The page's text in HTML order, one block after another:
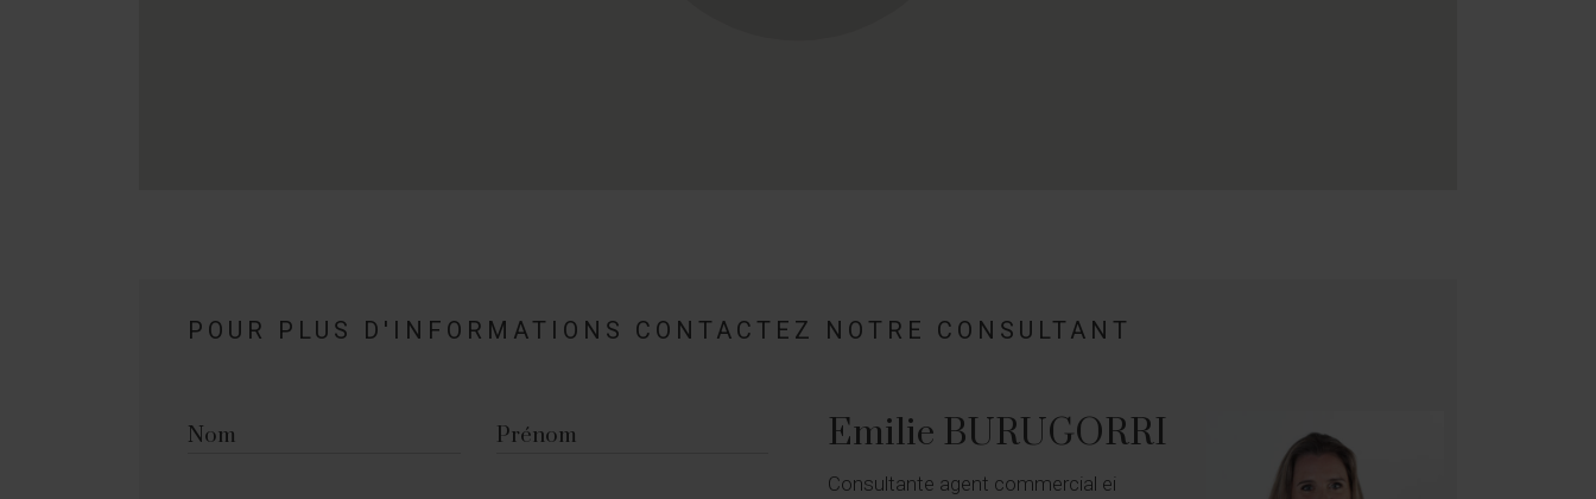
POUR PLUS D'INFORMATIONS CONTACTEZ NOTRE CONSULTANT
Nom Prénom Emilie BURUGORRI
Consultante agent commercial ei